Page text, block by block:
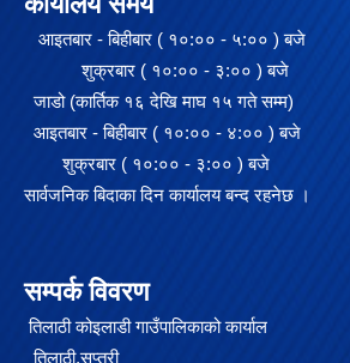
आइतबार - बिहीबार ( १०:०० - ५:०० ) बजे
शुक्रबार ( १०:०० - ३:०० ) बजे
जाडो (कार्तिक १६ देखि माघ १५ गते सम्म)
आइतबार - बिहीबार ( १०:०० - ४:०० ) बजे
शुक्रबार ( १०:०० - ३:०० ) बजे
सार्वजनिक बिदाका दिन कार्यालय बन्द रहनेछ ।
सम्पर्क विवरण
तिलाठी कोइलाडी गाउँपालिकाको कार्याल
तिलाठी,सप्तरी